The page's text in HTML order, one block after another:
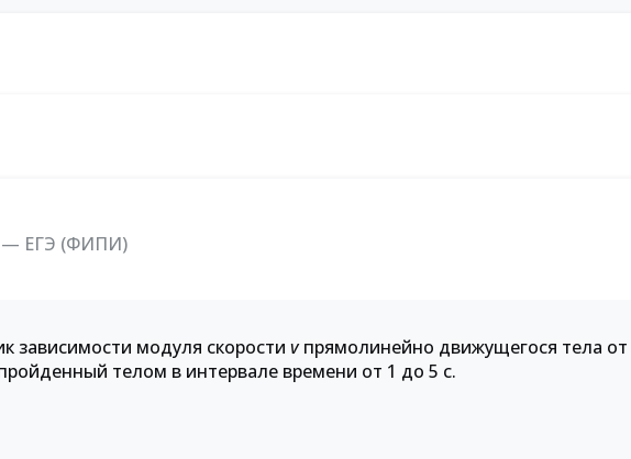
— ЕГЭ (ФИПИ)
зависимости модуля скорости vпрямолинейно движущегося тела
телом в интервале времени от 1 до 5 с.